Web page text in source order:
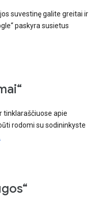
suvestinę galite greitai ir
paskyra susietus
tinklaraščiuose apie
rodomi su sodininkyste